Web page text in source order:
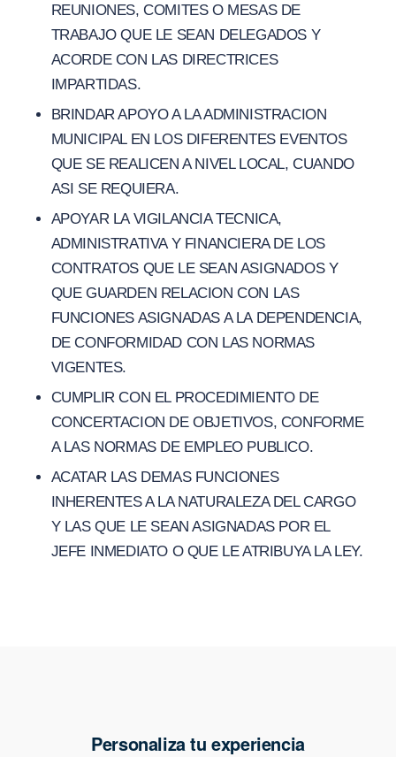
REUNIONES, COMITES O MESAS DE
TRABAJO QUE LE SEAN DELEGADOS Y
ACORDE CON LAS DIRECTRICES
IMPARTIDAS.
BRINDAR APOYO A LA ADMINISTRACION
MUNICIPAL EN LOS DIFERENTES EVENTOS
QUE SE REALICEN A NIVEL LOCAL, CUANDO
ASI SE REQUIERA.
APOYAR LA VIGILANCIA TECNICA,
ADMINISTRATIVA Y FINANCIERA DE LOS
CONTRATOS QUE LE SEAN ASIGNADOS Y
QUE GUARDEN RELACION CON LAS
FUNCIONES ASIGNADAS A LA DEPENDENCIA,
DE CONFORMIDAD CON LAS NORMAS
VIGENTES.
CUMPLIR CON EL PROCEDIMIENTO DE
CONCERTACION DE OBJETIVOS, CONFORME
A LAS NORMAS DE EMPLEO PUBLICO.
ACATAR LAS DEMAS FUNCIONES
INHERENTES A LA NATURALEZA DEL CARGO
Y LAS QUE LE SEAN ASIGNADAS POR EL
JEFE INMEDIATO O QUE LE ATRIBUYA LA LEY.
Personaliza tu experiencia